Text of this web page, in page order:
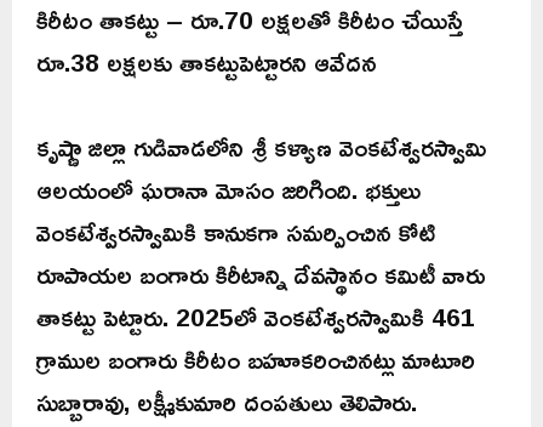
కిరీటం తాకట్టు – రూ.70 లక్షలతో కిరీటం చేయిస్తే
రూ.38 లక్షలకు తాకట్టుపెట్టారని ఆవేదన
కృష్ణా జిల్లా గుడివాడలోని శ్రీ కళ్యాణ వెంకటేశ్వరస్వామి
ఆలయంలో ఘరానా మోసం జరిగింది. భక్తులు
వెంకటేశ్వరస్వామికి కానుకగా సమర్పించిన కోటి
రూపాయల బంగారు కిరీటాన్ని దేవస్థానం కమిటీ వారు
తాకట్టు పెట్టారు. 2025లో వెంకటేశ్వరస్వామికి 461
గ్రాముల బంగారు కిరీటం బహూకరించినట్లు మాటూరి
సుబ్బారావు, లక్ష్మీకుమారి దంపతులు తెలిపారు.